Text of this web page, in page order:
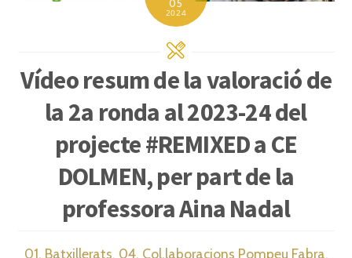
05
2024
Vídeo resum de la valoració de
la 2a ronda al 2023-24 del
projecte #REMIXED a CE
DOLMEN, per part de la
professora Aina Nadal
01. Batxillerats, 04. Col.laboracions Pompeu Fabra,